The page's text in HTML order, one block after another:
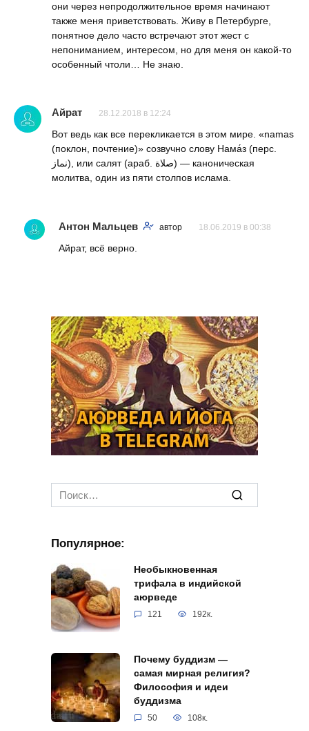
они через непродолжительное время начинают
также меня приветствовать. Живу в Петербурге,
понятное дело часто встречают этот жест с
непониманием, интересом, но для меня он какой-то
особенный чтоли… Не знаю.
Айрат 28.12.2018 в 12:24
Вот ведь как все перекликается в этом мире. «namas
(поклон, почтение)» созвучно слову Нама́з (перс.
نماز‎), или салят (араб. صلاة‎) — каноническая
молитва, один из пяти столпов ислама.
Антон Мальцев автор 18.06.2019 в 00:38
Айрат, всё верно.
Search
for:
Популярное:
Необыкновенная
трифала в индийской
аюрведе
121 192к.
Почему буддизм —
самая мирная религия?
Философия и идеи
буддизма
50 108к.